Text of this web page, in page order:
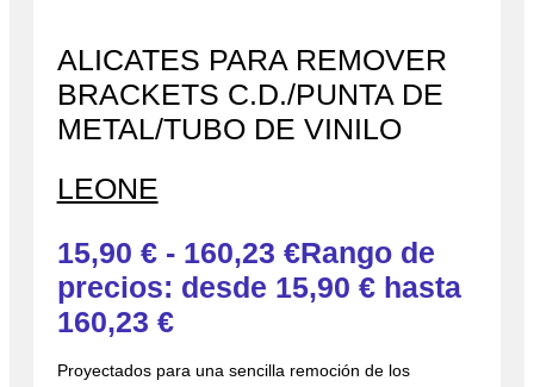
ALICATES PARA REMOVER
BRACKETS C.D./PUNTA DE
METAL/TUBO DE VINILO
LEONE
15,90 € - 160,23 €Rango de
precios: desde 15,90 € hasta
160,23 €
Proyectados para una sencilla remoción de los